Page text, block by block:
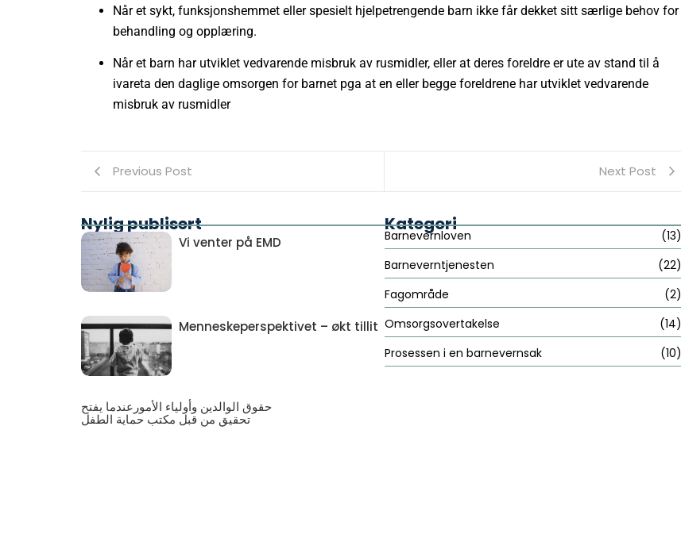
Når et sykt, funksjonshemmet eller spesielt hjelpetrengende barn ikke får dekket sitt særlige behov for
behandling og opplæring.
Når et barn har utviklet vedvarende misbruk av rusmidler, eller at deres foreldre er ute av stand til å
ivareta den daglige omsorgen for barnet pga at en eller begge foreldrene har utviklet vedvarende
misbruk av rusmidler
Previous Post Next Post
Nylig publisert
Vi venter på EMD
Menneskeperspektivet – økt tillit
حقوق الوالدين وأولياء الأمورعندما يفتح
تحقيق من قبل مكتب حماية الطفل
Kategori
Barnevernloven
(13)
Barneverntjenesten
(22)
Fagområde
(2)
Omsorgsovertakelse
(14)
Prosessen i en barnevernsak
(10)